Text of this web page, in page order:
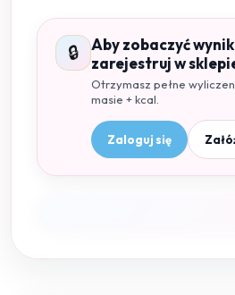
🔒
Aby zobaczyć
zarejestruj w
Otrzymasz pełne
masie + kcal.
Zaloguj się